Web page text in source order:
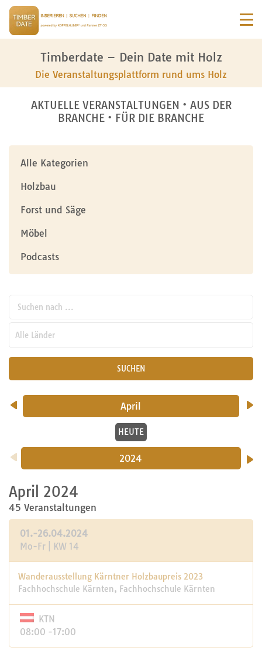
Timberdate – Dein Date mit Holz
Die Veranstaltungsplattform rund ums Holz
AKTUELLE VERANSTALTUNGEN • AUS DER
BRANCHE • FÜR DIE BRANCHE
Alle Kategorien
Holzbau
Forst und Säge
Möbel
Podcasts
SUCHEN
April
HEUTE
2024
April 2024
45 Veranstaltungen
01.-26.04.2024
Mo-Fr | KW 14
Wanderausstellung Kärntner Holzbaupreis 2023
Fachhochschule Kärnten, Fachhochschule Kärnten
KTN
08:00 -17:00